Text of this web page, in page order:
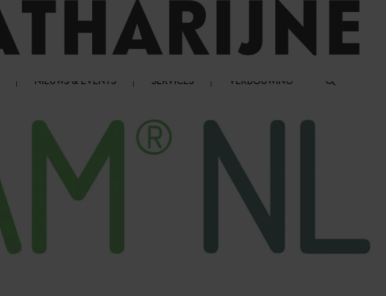
LOG IN
NIEUWS & EVENTS SERVICES VERBOUWING